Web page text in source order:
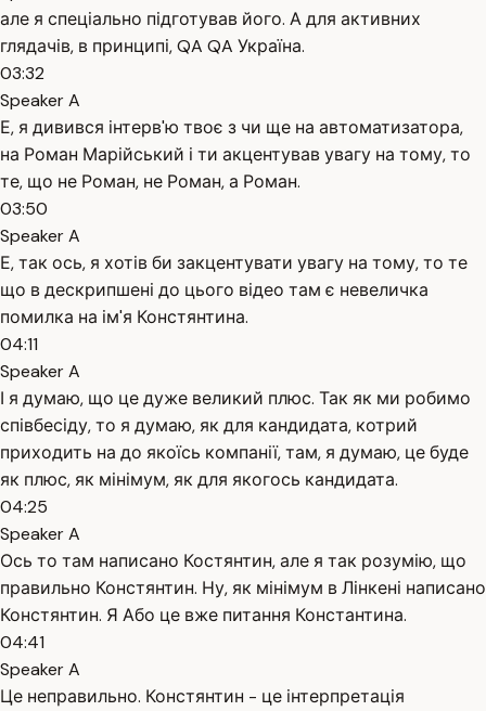
але я спеціально підготував його. А для активних
глядачів, в принципі, QA QA Україна.
03:32
Speaker A
Е, я дивився інтерв'ю твоє з чи ще на автоматизатора,
на Роман Марійський і ти акцентував увагу на тому, то
те, що не Роман, не Роман, а Роман.
03:50
Speaker A
Е, так ось, я хотів би закцентувати увагу на тому, то те
що в дескрипшені до цього відео там є невеличка
помилка на ім'я Констянтина.
04:11
Speaker A
І я думаю, що це дуже великий плюс. Так як ми робимо
співбесіду, то я думаю, як для кандидата, котрий
приходить на до якоїсь компанії, там, я думаю, це буде
як плюс, як мінімум, як для якогось кандидата.
04:25
Speaker A
Ось то там написано Костянтин, але я так розумію, що
правильно Констянтин. Ну, як мінімум в Лінкені написано
Констянтин. Я Або це вже питання Константина.
04:41
Speaker A
Це неправильно. Констянтин - це інтерпретація